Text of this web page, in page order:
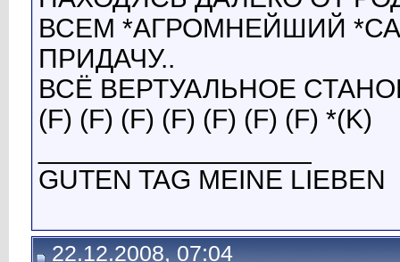
ВСЕМ *АГРОМНЕЙШИЙ
ПРИДАЧУ..
ВСЁ ВЕРТУАЛЬНОЕ
(F) (F) (F) (F) (F) (F) (F) *(K)
GUTEN TAG MEINE LIEBEN
22.12.2008, 07:04